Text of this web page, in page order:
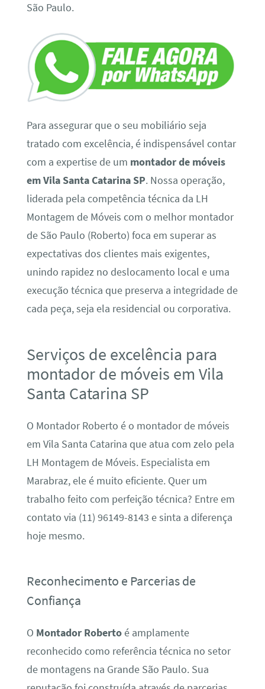
São Paulo.
Para assegurar que o seu mobiliário seja
tratado com excelência, é indispensável contar
com a expertise de um montador de móveis
em Vila Santa Catarina SP. Nossa operação,
liderada pela competência técnica da LH
Montagem de Móveis com o melhor montador
de São Paulo (Roberto) foca em superar as
expectativas dos clientes mais exigentes,
unindo rapidez no deslocamento local e uma
execução técnica que preserva a integridade de
cada peça, seja ela residencial ou corporativa.
Serviços de excelência para
montador de móveis em Vila
Santa Catarina SP
O Montador Roberto é o montador de móveis
em Vila Santa Catarina que atua com zelo pela
LH Montagem de Móveis. Especialista em
Marabraz, ele é muito eficiente. Quer um
trabalho feito com perfeição técnica? Entre em
contato via (11) 96149-8143 e sinta a diferença
hoje mesmo.
Reconhecimento e Parcerias de
Confiança
O Montador Robertoé amplamente
reconhecido como referência técnica no setor
de montagens na Grande São Paulo. Sua